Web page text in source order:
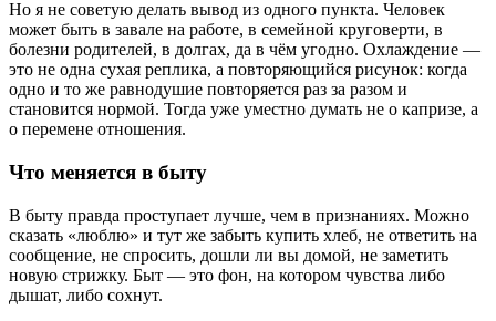
Но я не советую делать вывод из одного пункта. Человек
может быть в завале на работе, в семейной круговерти, в
болезни родителей, в долгах, да в чём угодно. Охлаждение —
это не одна сухая реплика, а повторяющийся рисунок: когда
одно и то же равнодушие повторяется раз за разом и
становится нормой. Тогда уже уместно думать не о капризе, а
о перемене отношения.
Что меняется в быту
В быту правда проступает лучше, чем в признаниях. Можно
сказать «люблю» и тут же забыть купить хлеб, не ответить на
сообщение, не спросить, дошли ли вы домой, не заметить
новую стрижку. Быт — это фон, на котором чувства либо
дышат, либо сохнут.